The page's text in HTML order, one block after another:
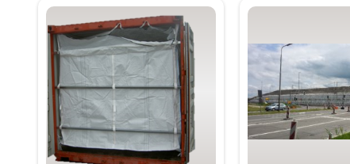
Dit
heeft
meerdere
variaties.
Deze
optie